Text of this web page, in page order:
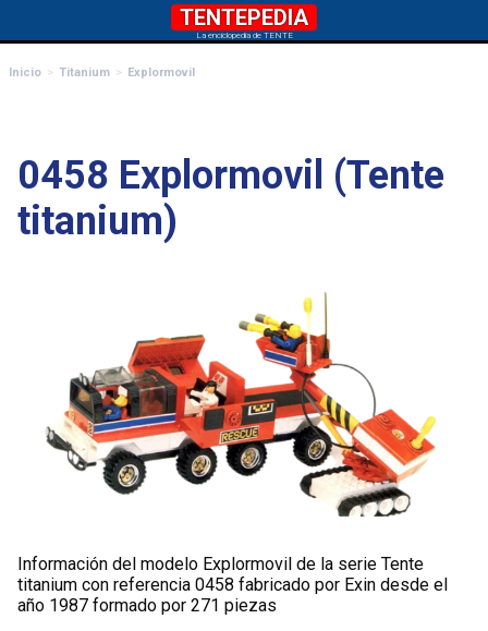
TENTEPEDIA
La enciclopedia de TENTE
Inicio Titanium Explormovil
0458 Explormovil (Tente
titanium)
Información del modelo Explormovil de la serie Tente
titanium con referencia 0458 fabricado por Exin desde el
año 1987 formado por 271 piezas